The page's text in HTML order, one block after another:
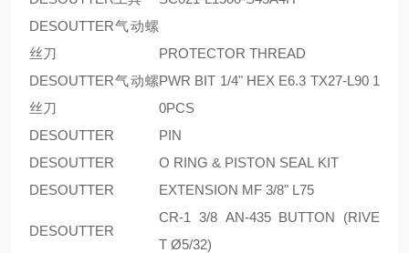
DESOUTTER气动螺
丝刀
PROTECTOR THREAD
DESOUTTER气动螺
丝刀
PWR BIT 1/4" HEX E6.3 TX27-L90 1
0PCS
DESOUTTER
PIN
DESOUTTER
O RING & PISTON SEAL KIT
DESOUTTER
EXTENSION MF 3/8" L75
DESOUTTER
CR-1 3/8 AN-435 BUTTON (RIVE
T Ø5/32)